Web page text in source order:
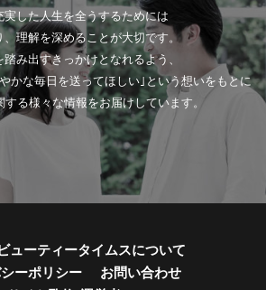
した人生を全うするためには
理解を深めることが大切です。
み出すきっかけとなれるよう、
かな毎日を送ってほしい｣という想いをもとに
る様々な情報をお届けしています。
ューティータイムスについて
ーポリシー
お問い合わせ